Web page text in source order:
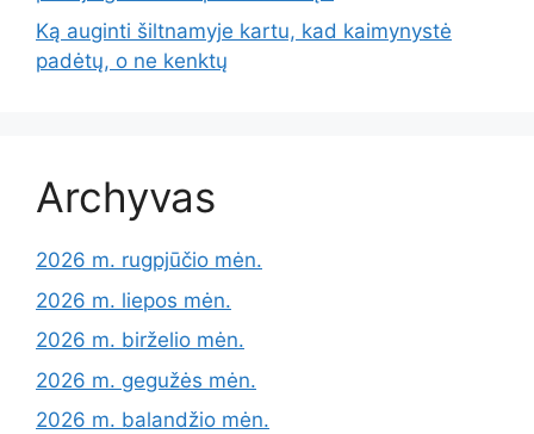
Ką auginti šiltnamyje kartu, kad kaimynystė
padėtų, o ne kenktų
Archyvas
2026 m. rugpjūčio mėn.
2026 m. liepos mėn.
2026 m. birželio mėn.
2026 m. gegužės mėn.
2026 m. balandžio mėn.